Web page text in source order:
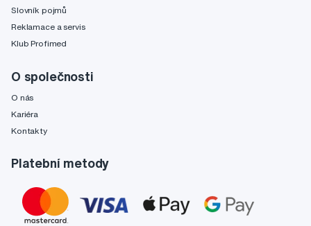
Slovník pojmů
Reklamace a servis
Klub Profimed
O společnosti
O nás
Kariéra
Kontakty
Platební metody